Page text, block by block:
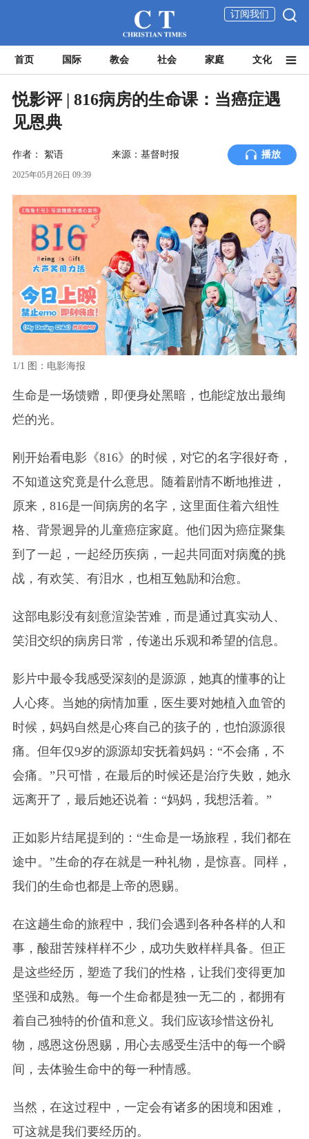
订阅我们
首页 国际 教会 社会 家庭 文化
悦影评 | 816病房的生命课：当癌症遇
见恩典
作者： 絮语 来源：基督时报 播放
2025年05月26日 09:39
1/1 图：电影海报
生命是一场馈赠，即便身处黑暗，也能绽放出最绚
烂的光。
刚开始看电影《816》的时候，对它的名字很好奇，
不知道这究竟是什么意思。随着剧情不断地推进，
原来，816是一间病房的名字，这里面住着六组性
格、背景迥异的儿童癌症家庭。他们因为癌症聚集
到了一起，一起经历疾病，一起共同面对病魔的挑
战，有欢笑、有泪水，也相互勉励和治愈。
这部电影没有刻意渲染苦难，而是通过真实动人、
笑泪交织的病房日常，传递出乐观和希望的信息。
影片中最令我感受深刻的是源源，她真的懂事的让
人心疼。当她的病情加重，医生要对她植入血管的
时候，妈妈自然是心疼自己的孩子的，也怕源源很
痛。但年仅9岁的源源却安抚着妈妈：“不会痛，不
会痛。”只可惜，在最后的时候还是治疗失败，她永
远离开了，最后她还说着：“妈妈，我想活着。”
正如影片结尾提到的：“生命是一场旅程，我们都在
途中。”生命的存在就是一种礼物，是惊喜。同样，
我们的生命也都是上帝的恩赐。
在这趟生命的旅程中，我们会遇到各种各样的人和
事，酸甜苦辣样样不少，成功失败样样具备。但正
是这些经历，塑造了我们的性格，让我们变得更加
坚强和成熟。每一个生命都是独一无二的，都拥有
着自己独特的价值和意义。我们应该珍惜这份礼
物，感恩这份恩赐，用心去感受生活中的每一个瞬
间，去体验生命中的每一种情感。
当然，在这过程中，一定会有诸多的困境和困难，
可这就是我们要经历的。